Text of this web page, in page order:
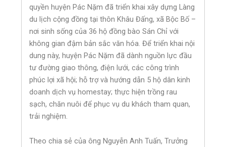
quyền huyện Pác Nặm đã triển khai xây dựng Làng
du lịch cộng đồng tại thôn Khâu Đấng, xã Bộc Bố –
nơi sinh sống của 36 hộ đồng bào Sán Chỉ với
không gian đậm bản sắc văn hóa. Để triển khai nội
dung này, huyện Pác Nặm đã dành nguồn lực đầu
tư đường giao thông, điện lưới, các công trình
phúc lợi xã hội; hỗ trợ và hướng dẫn 5 hộ dân kinh
doanh dịch vụ homestay; thực hiện trồng rau
sạch, chăn nuôi để phục vụ du khách tham quan,
trải nghiệm.
Theo chia sẻ của ông Nguyễn Anh Tuấn, Trưởng